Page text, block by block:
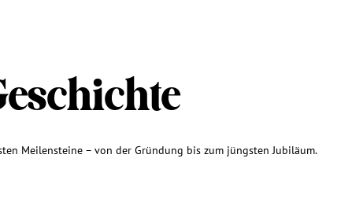
Meilensteine – von der Gründung bis zum jüngsten Jubiläum.